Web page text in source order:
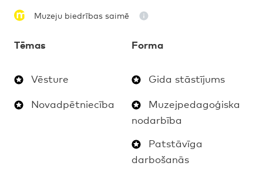
Muzeju biedrības saimē
Tēmas
Vēsture
Novadpētniecība
Forma
Gida stāstījums
Muzejpedagoģiska
nodarbība
Patstāvīga
darbošanās